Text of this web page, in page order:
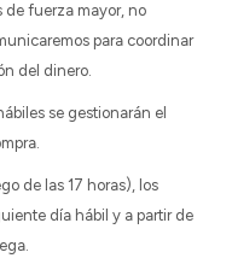
de fuerza mayor, no
para coordinar
del dinero.
se gestionarán el
de las 17 horas), los
día hábil y a partir de